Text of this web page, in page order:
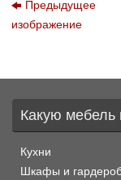
Предыдущее
изображение
Какую мебель
Кухни
Шкафы и